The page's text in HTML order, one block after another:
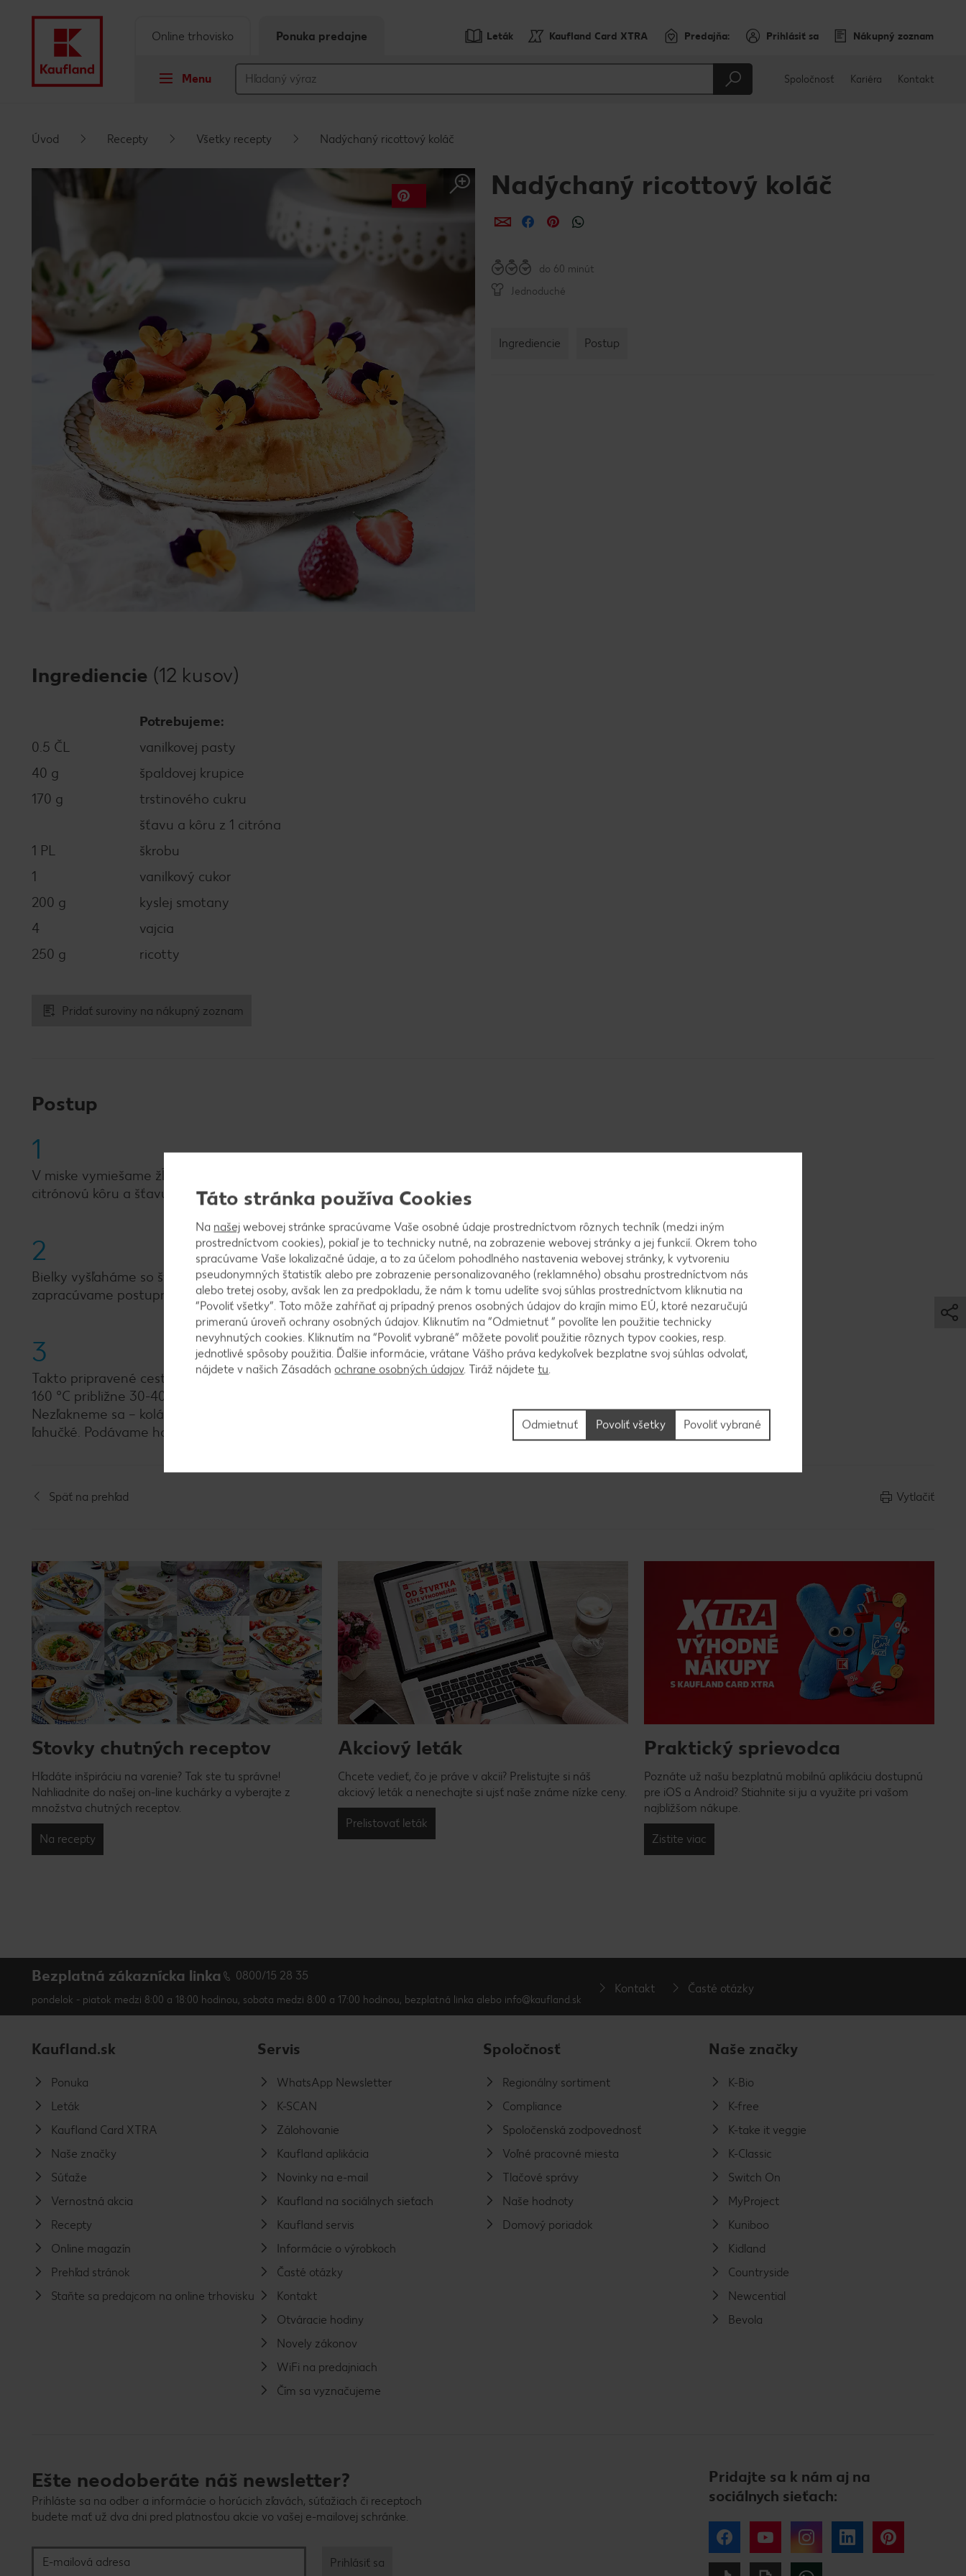
Leták Kaufland Card XTRA Predajňa: Prihlásiť sa Nákupný zoznam
Menu
Online trhovisko Ponuka predajne
Spoločnosť Kariéra Kontakt
Úvod Recepty Všetky recepty Nadýchaný ricottový koláč
Nadýchaný ricottový koláč
ZdieľaťZdieľaťZdieľať
do 60 minút
Jednoduché
Ingrediencie Postup
Ingrediencie (12 kusov)
Potrebujeme:
0.5 ČL
vanilkovej pasty
40 g
špaldovej krupice
170 g
trstinového cukru
šťavu a kôru z 1 citróna
1 PL
škrobu
1
vanilkový cukor
200 g
kyslej smotany
4
vajcia
250 g
ricotty
Pridať suroviny na nákupný zoznam
Postup
1
V miske vymiešame žĺtky s cukrom. Potom zapracujeme ricottu a kyslú smotanu. Na záver krupicu, škrob a
citrónovú kôru a šťavu. Cesto poriadne premiešame.
2
Bielky vyšľaháme so štipkou soli na tuhý sneh. Sneh po tretinách zapracujeme do pripraveného cesta. Sneh
zapracúvame postupne, aby zostal koláč nadýchaný.
3
Takto pripravené cesto vylejeme do formy vystlanej papierom na pečenie s priemerom 22 cm. Pečieme pri
160 °C približne 30-40 minút - kým nemá koláč na povrchu zlatistú farbu a nie je poriadne nafúknutý.
Nezľakneme sa – koláčik po vybratí z rúry spľaskne, no vnútro zostane aj tak pekne nadýchané, jemné a
ľahučké. Podávame ho posypaný práškovým cukrom.
Späť na prehľad Vytlačiť
Stovky chutných receptov
Hľadáte inšpiráciu na varenie? Tak ste tu správne!
Nahliadnite do našej on-line kuchárky a vyberajte z
množstva chutných receptov.
Na recepty
Akciový leták
Chcete vedieť, čo je práve v akcii? Prelistujte si náš
akciový leták a nenechajte si ujsť naše známe nízke ceny.
Prelistovať leták
Praktický sprievodca
Poznáte už našu bezplatnú mobilnú aplikáciu dostupnú
pre iOS a Android? Stiahnite si ju a využite pri vašom
najbližšom nákupe.
Zistite viac
Bezplatná zákaznícka linka 0800/15 28 35
pondelok - piatok medzi 8:00 a 18:00 hodinou, sobota medzi 8:00 a 17:00 hodinou, bezplatná linka alebo info@kaufland.sk
Kontakt Časté otázky
Kaufland.sk
Ponuka
Leták
Kaufland Card XTRA
Naše značky
Súťaže
Vernostná akcia
Recepty
Online magazín
Prehľad stránok
Staňte sa predajcom na online trhovisku
Servis
WhatsApp Newsletter
K-SCAN
Zálohovanie
Kaufland aplikácia
Novinky na e-mail
Kaufland na sociálnych sieťach
Kaufland servis
Informácie o výrobkoch
Časté otázky
Kontakt
Otváracie hodiny
Novely zákonov
WiFi na predajniach
Čím sa vyznačujeme
Spoločnosť
Regionálny sortiment
Compliance
Spoločenská zodpovednosť
Voľné pracovné miesta
Tlačové správy
Naše hodnoty
Domový poriadok
Naše značky
K-Bio
K-free
K-take it veggie
K-Classic
Switch On
MyProject
Kuniboo
Kidland
Countryside
Newcential
Bevola
Ešte neodoberáte náš newsletter?
Prihláste sa na odber a informácie o horúcich zľavách, súťažiach či receptoch
budete mať už dva dni pred platnosťou akcie vo vašej e-mailovej schránke.
E-mailová adresa Prihlásiť sa
Pridajte sa k nám aj na
sociálnych sieťach:
Facebook YouTube Instagram LinkedIn
Táto stránka používa Cookies
Na našej webovej stránke spracúvame Vaše osobné údaje prostredníctvom rôznych techník (medzi iným
prostredníctvom cookies), pokiaľ je to technicky nutné, na zobrazenie webovej stránky a jej funkcií. Okrem toho
spracúvame Vaše lokalizačné údaje, a to za účelom pohodlného nastavenia webovej stránky, k vytvoreniu
pseudonymných štatistík alebo pre zobrazenie personalizovaného (reklamného) obsahu prostredníctvom nás
alebo tretej osoby, avšak len za predpokladu, že nám k tomu udelíte svoj súhlas prostredníctvom kliknutia na
“Povoliť všetky”. Toto môže zahŕňať aj prípadný prenos osobných údajov do krajín mimo EÚ, ktoré nezaručujú
primeranú úroveň ochrany osobných údajov. Kliknutím na “Odmietnuť ” povolíte len použitie technicky
nevyhnutých cookies. Kliknutím na “Povoliť vybrané” môžete povoliť použitie rôznych typov cookies, resp.
jednotlivé spôsoby použitia. Ďalšie informácie, vrátane Vášho práva kedykoľvek bezplatne svoj súhlas odvolať,
nájdete v našich Zásadách ochrane osobných údajov. Tiráž nájdetetu.
Povoliť vybrané
Odmietnuť Povoliť všetky